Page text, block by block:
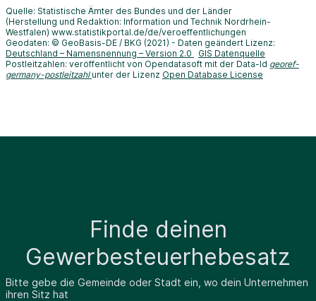
Quelle: Statistische Ämter des Bundes und der Länder
(Herstellung und Redaktion: Information und Technik Nordrhein-
Westfalen) www.statistikportal.de/de/veroeffentlichungen
Geodaten: © GeoBasis-DE / BKG (2021) - Daten geändert Lizenz:
Deutschland – Namensnennung – Version 2.0
GIS Datenquelle
Postleitzahlen: veröffentlicht von Opendatasoft mit der Data-Id georef-
germany-postleitzahl unter der Lizenz Open Database License
Finde deinen
Gewerbesteuerhebesatz
Bitte gebe die Gemeinde oder Stadt ein, wo dein Unternehmen
ihren Sitz hat